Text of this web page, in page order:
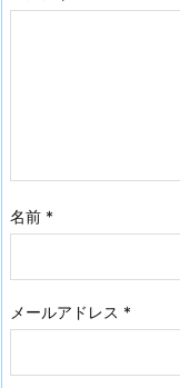
名前 *
メールアドレス *